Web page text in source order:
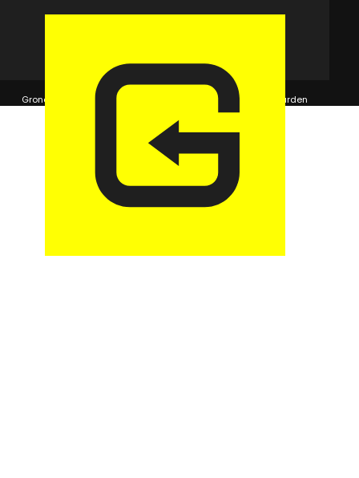
© 2026 GaragePark.
Grondposities
365Beheer & GaragePark Algemene voorwaarden